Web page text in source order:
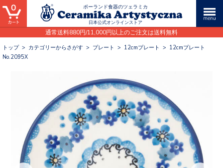
ポーランド食器のツェラミカ
日本公式オンラインストア
通常送料880円/11,000円以上のご注文は送料無料
0
トップ> カテゴリーからさがす > プレート > 12cmプレート > 12cmプレート
No.2095X